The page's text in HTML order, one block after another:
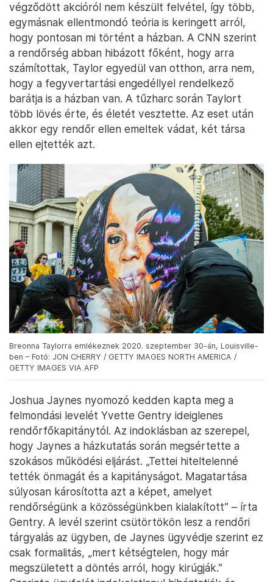
végződött akcióról nem készült felvétel, így több,
egymásnak ellentmondó teória is keringett arról,
hogy pontosan mi történt a házban. A CNN szerint
a rendőrség abban hibázott főként, hogy arra
számítottak, Taylor egyedül van otthon, arra nem,
hogy a fegyvertartási engedéllyel rendelkező
barátja is a házban van. A tűzharc során Taylort
több lövés érte, és életét vesztette. Az eset után
akkor egy rendőr ellen emeltek vádat, két társa
ellen ejtették azt.
Breonna Taylorra emlékeznek 2020. szeptember 30-án, Louisville-
ben – Fotó: JON CHERRY / GETTY IMAGES NORTH AMERICA /
GETTY IMAGES VIA AFP
Joshua Jaynes nyomozó kedden kapta meg a
felmondási levelét Yvette Gentry ideiglenes
rendőrfőkapitánytól. Az indoklásban az szerepel,
hogy Jaynes a házkutatás során megsértette a
szokásos működési eljárást. „Tettei hiteltelenné
tették önmagát és a kapitányságot. Magatartása
súlyosan károsította azt a képet, amelyet
rendőrségünk a közösségünkben kialakított” – írta
Gentry. A levél szerint csütörtökön lesz a rendőri
tárgyalás az ügyben, de Jaynes ügyvédje szerint ez
csak formalitás, „mert kétségtelen, hogy már
megszületett a döntés arról, hogy kirúgják.”